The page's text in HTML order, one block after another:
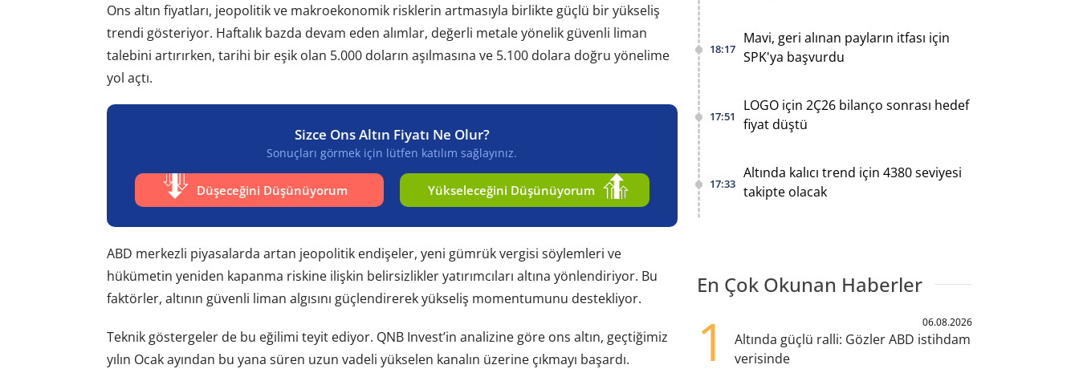
Ons altın fiyatları, jeopolitik ve makroekonomik risklerin artmasıyla birlikte güçlü bir yükseliş
trendi gösteriyor. Haftalık bazda devam eden alımlar, değerli metale yönelik güvenli liman
talebini artırırken, tarihi bir eşik olan 5.000 doların aşılmasına ve 5.100 dolara doğru yönelime
yol açtı.
Sizce Ons Altın Fiyatı Ne Olur?
Sonuçları görmek için lütfen katılım sağlayınız.
Düşeceğini Düşünüyorum Yükseleceğini Düşünüyorum
ABD merkezli piyasalarda artan jeopolitik endişeler, yeni gümrük vergisi söylemleri ve
hükümetin yeniden kapanma riskine ilişkin belirsizlikler yatırımcıları altına yönlendiriyor. Bu
faktörler, altının güvenli liman algısını güçlendirerek yükseliş momentumunu destekliyor.
Teknik göstergeler de bu eğilimi teyit ediyor. QNB Invest’in analizine göre ons altın, geçtiğimiz
yılın Ocak ayından bu yana süren uzun vadeli yükselen kanalın üzerine çıkmayı başardı.
18:17
Mavi, geri alınan payların itfası için
SPK'ya başvurdu
17:51
LOGO için 2Ç26 bilanço sonrası hedef
fiyat düştü
17:33
Altında kalıcı trend için 4380 seviyesi
takipte olacak
En Çok Okunan Haberler
1 06.08.2026
Altında güçlü ralli: Gözler ABD istihdam
verisinde